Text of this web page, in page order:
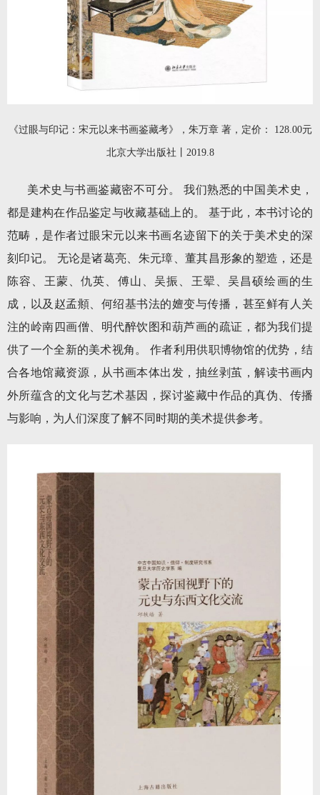
《过眼与印记：宋元以来书画鉴藏考》，朱万章 著，定价： 128.00元
北京大学出版社丨2019.8
美术史与书画鉴藏密不可分。 我们熟悉的中国美术史，
都是建构在作品鉴定与收藏基础上的。 基于此，本书讨论的
范畴，是作者过眼宋元以来书画名迹留下的关于美术史的深
刻印记。 无论是诸葛亮、朱元璋、董其昌形象的塑造，还是
陈容、王蒙、仇英、傅山、吴振、王翚、吴昌硕绘画的生
成，以及赵孟頫、何绍基书法的嬗变与传播，甚至鲜有人关
注的岭南四画僧、明代醉饮图和葫芦画的疏证，都为我们提
供了一个全新的美术视角。 作者利用供职博物馆的优势，结
合各地馆藏资源，从书画本体出发，抽丝剥茧，解读书画内
外所蕴含的文化与艺术基因，探讨鉴藏中作品的真伪、传播
与影响，为人们深度了解不同时期的美术提供参考。